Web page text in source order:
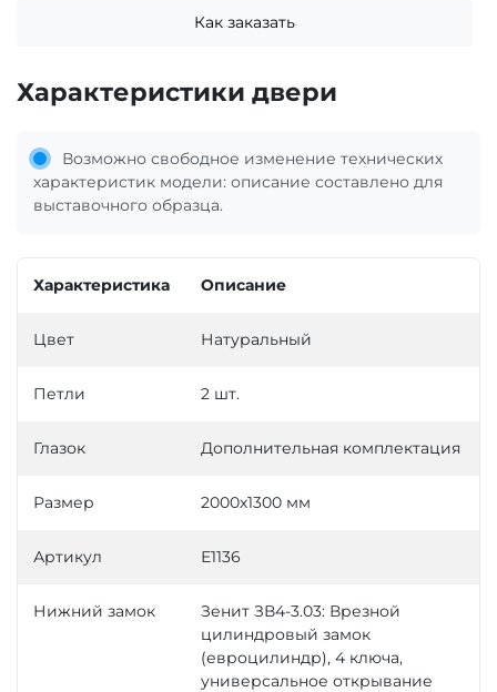
Как заказать
Характеристики двери
Возможно свободное изменение технических
характеристик модели: описание составлено для
выставочного образца.
Характеристика Описание
Цвет Натуральный
Петли 2 шт.
Глазок Дополнительная комплектация
Размер 2000х1300 мм
Артикул Е1136
Нижний замок
Зенит ЗВ4-3.03: Врезной
цилиндровый замок
(евроцилиндр), 4 ключа,
универсальное открывание